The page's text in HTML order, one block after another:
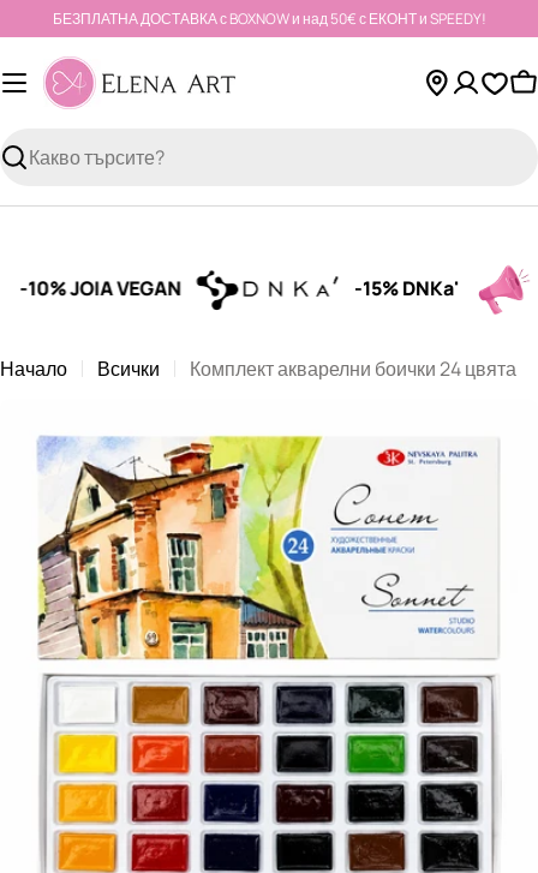
съдържанието
БЕЗПЛАТНА ДОСТАВКА с BOXNOW и над 50€ с ЕКОНТ и SPEEDY!
Търсене
JOIA VEGAN -15% DNKa'
Начало Всички Комплект акварелни боички 24 цвята
медия 0 в прозорец